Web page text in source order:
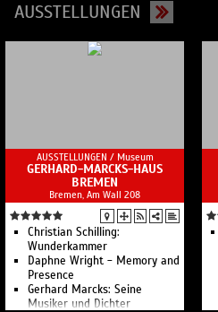
AUSSTELLUNGEN
AUSSTELLUNGEN / Museum
GERHARD-MARCKS-HAUS
BREMEN
Bremen, Am Wall 208
Christian Schilling:
Wunderkammer
Daphne Wright - Memory and
Presence
Gerhard Marcks: Seine
Musiker und Dichter